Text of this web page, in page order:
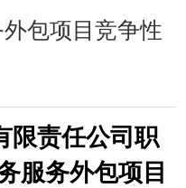
包项目竞争性
限责任公司职
服务外包项目